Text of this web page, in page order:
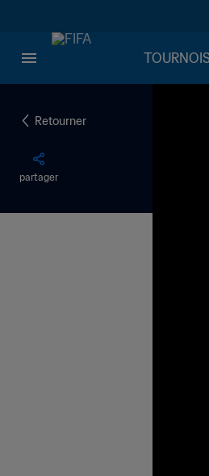
Retourner
partager